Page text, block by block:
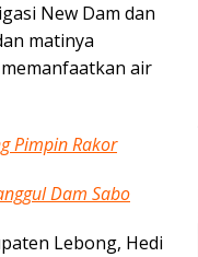
New Dam dan
matinya
air
Pimpin Rakor
Dam Sabo
Lebong, Hedi